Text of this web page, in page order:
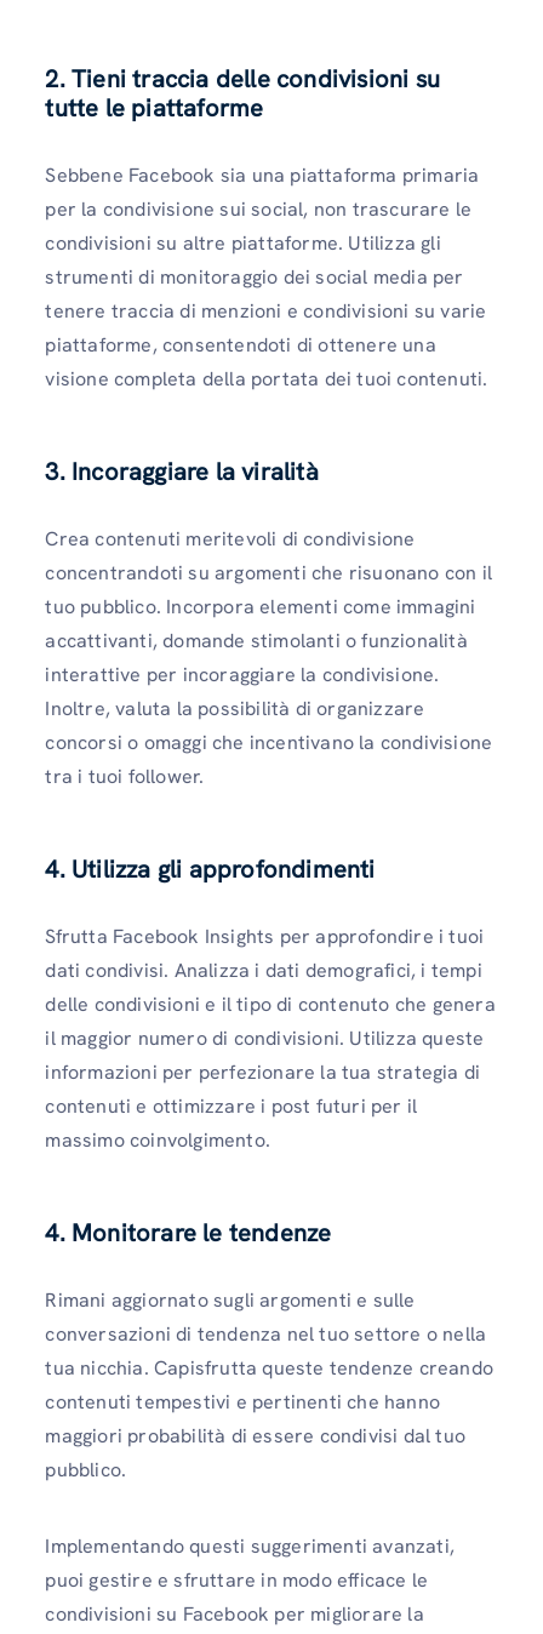
2. Tieni traccia delle condivisioni su
tutte le piattaforme
Sebbene Facebook sia una piattaforma primaria
per la condivisione sui social, non trascurare le
condivisioni su altre piattaforme. Utilizza gli
strumenti di monitoraggio dei social media per
tenere traccia di menzioni e condivisioni su varie
piattaforme, consentendoti di ottenere una
visione completa della portata dei tuoi contenuti.
3. Incoraggiare la viralità
Crea contenuti meritevoli di condivisione
concentrandoti su argomenti che risuonano con il
tuo pubblico. Incorpora elementi come immagini
accattivanti, domande stimolanti o funzionalità
interattive per incoraggiare la condivisione.
Inoltre, valuta la possibilità di organizzare
concorsi o omaggi che incentivano la condivisione
tra i tuoi follower.
4. Utilizza gli approfondimenti
Sfrutta Facebook Insights per approfondire i tuoi
dati condivisi. Analizza i dati demografici, i tempi
delle condivisioni e il tipo di contenuto che genera
il maggior numero di condivisioni. Utilizza queste
informazioni per perfezionare la tua strategia di
contenuti e ottimizzare i post futuri per il
massimo coinvolgimento.
4. Monitorare le tendenze
Rimani aggiornato sugli argomenti e sulle
conversazioni di tendenza nel tuo settore o nella
tua nicchia. Capisfrutta queste tendenze creando
contenuti tempestivi e pertinenti che hanno
maggiori probabilità di essere condivisi dal tuo
pubblico.
Implementando questi suggerimenti avanzati,
puoi gestire e sfruttare in modo efficace le
condivisioni su Facebook per migliorare la